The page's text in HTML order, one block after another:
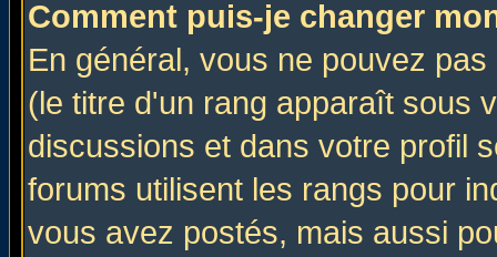
Comment puis-je changer
En général, vous ne pouvez
(le titre d'un rang apparaît sous
discussions et dans votre profil
forums utilisent les rangs pour
vous avez postés, mais aussi